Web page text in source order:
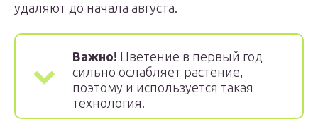
удаляют до начала августа.
Важно! Цветение в первый год
сильно ослабляет растение,
поэтому и используется такая
технология.